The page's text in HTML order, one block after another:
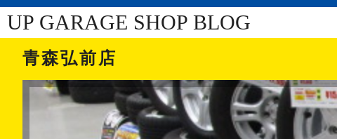
UP GARAGE SHOP BLOG
青森弘前店